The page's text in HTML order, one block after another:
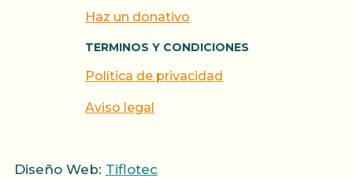
Haz un donativo
TERMINOS Y CONDICIONES
Política de privacidad
Aviso legal
Diseño Web: Tiflotec